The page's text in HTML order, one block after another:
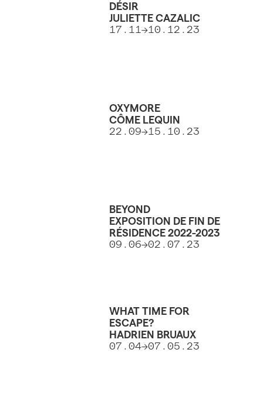
DÉSIR
JULIETTE CAZALIC
17.11->10.12.23
OXYMORE
CÔME LEQUIN
22.09->15.10.23
BEYOND
EXPOSITION DE FIN DE
RÉSIDENCE 2022-2023
09.06->02.07.23
WHAT TIME FOR
ESCAPE?
HADRIEN BRUAUX
07.04->07.05.23